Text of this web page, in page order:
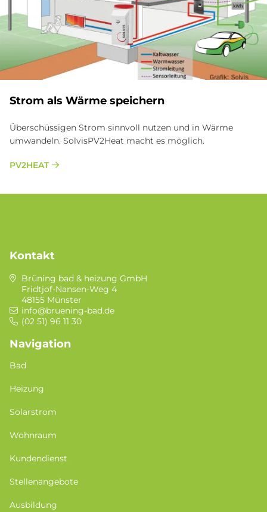
Strom als Wär­me spei­chern
Überschüssigen Strom sinnvoll nutzen und in Wärme
umwandeln. SolvisPV2Heat macht es möglich.
PV2HEAT
Kontakt
Brüning bad & heizung GmbH
Fridtjof-Nansen-Weg 4
48155 Münster
info@bruening-bad.de
(02 51) 96 11 30
Navigation
Bad
Heizung
Solarstrom
Wohnraum
Kundendienst
Stellenangebote
Ausbildung